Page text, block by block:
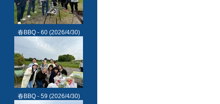
春BBQ - 60(2026/4/30)
春BBQ - 59 (2026/4/30)